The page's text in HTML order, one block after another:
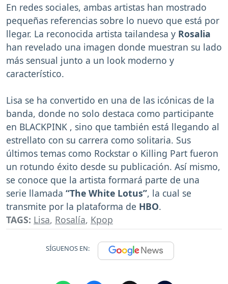
En redes sociales, ambas artistas han mostrado
pequeñas referencias sobre lo nuevo que está por
llegar. La reconocida artista tailandesa y Rosalia
han revelado una imagen donde muestran su lado
más sensual junto a un look moderno y
característico.
Lisa se ha convertido en una de las icónicas de la
banda, donde no solo destaca como participante
en BLACKPINK , sino que también está llegando al
estrellato con su carrera como solitaria. Sus
últimos temas como Rockstar o Killing Part fueron
un rotundo éxito desde su publicación. Así mismo,
se conoce que la artista formará parte de una
serie llamada “The White Lotus”, la cual se
transmite por la plataforma de HBO.
TAGS: Lisa, Rosalía, Kpop
SÍGUENOS EN: